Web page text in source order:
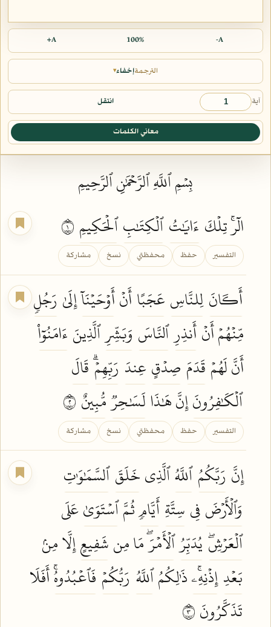
A-
100%
A+
الترجمةإخفاء▾
آية انتقل
معاني الكلمات
بِسۡمِ ٱللَّهِ ٱلرَّحۡمَٰنِ ٱلرَّحِيمِ
الٓرۚ تِلۡكَ ءَايَٰتُٱلۡكِتَٰبِٱلۡحَكِيمِ
التفسير حفظ محفظتي نسخ مشاركة
أَكَانَلِلنَّاسِعَجَبًاأَنۡأَوۡحَيۡنَآإِلَىٰ رَجُلٖ
مِّنۡهُمۡ أَنۡأَنذِرِٱلنَّاسَ وَبَشِّرِٱلَّذِينَ ءَامَنُوٓاْ
أَنَّ لَهُمۡ قَدَمَ صِدۡقٍعِندَ رَبِّهِمۡۗقَالَ
ٱلۡكَٰفِرُونَإِنَّ هَٰذَالَسَٰحِرٞمُّبِينٌ
التفسير حفظ محفظتي نسخ مشاركة
إِنَّ رَبَّكُمُٱللَّهُٱلَّذِيخَلَقَ ٱلسَّمَٰوَٰتِ
وَٱلۡأَرۡضَفِي سِتَّةِأَيَّامٖثُمَّٱسۡتَوَىٰعَلَى
ٱلۡعَرۡشِۖ يُدَبِّرُٱلۡأَمۡرَۖمَا مِنشَفِيعٍإِلَّا مِنۢ
بَعۡدِإِذۡنِهِۦۚذَٰلِكُمُٱللَّهُ رَبُّكُمۡ فَٱعۡبُدُوهُۚأَفَلَا
تَذَكَّرُونَ